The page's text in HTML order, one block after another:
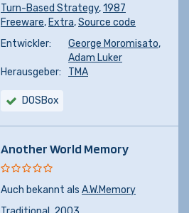
Turn-Based Strategy,1987
Freeware, Extra,Source code
Entwickler:
George Moromisato,
Adam Luker
Herausgeber:
TMA
DOSBox
Another World Memory
Auch bekannt als A.W.Memory